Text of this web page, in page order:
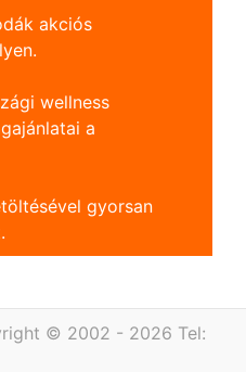
akciós
wellness
a
gyorsan
© 2002 - 2026 Tel: